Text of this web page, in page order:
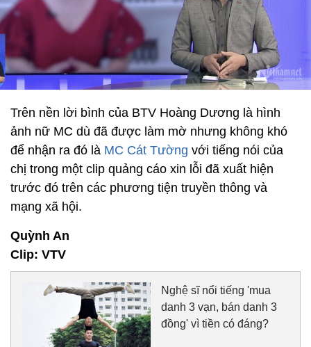
Trên nền lời bình của BTV Hoàng Dương là hình
ảnh nữ MC dù đã được làm mờ nhưng không khó
để nhận ra đó là MC Cát Tường với tiếng nói của
chị trong một clip quảng cáo xin lỗi đã xuất hiện
trước đó trên các phương tiện truyền thông và
mạng xã hội.
Quỳnh An
Clip: VTV
Nghệ sĩ nổi tiếng 'mua
danh 3 vạn, bán danh 3
đồng' vì tiền có đáng?